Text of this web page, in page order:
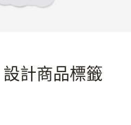
計商品標籤